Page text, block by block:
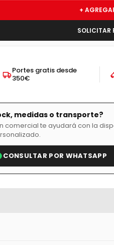
+
SOLICITAR
Portes gratis desde
350€
medidas o transporte?
comercial te ayudará con la
CONSULTAR POR WHATSAPP